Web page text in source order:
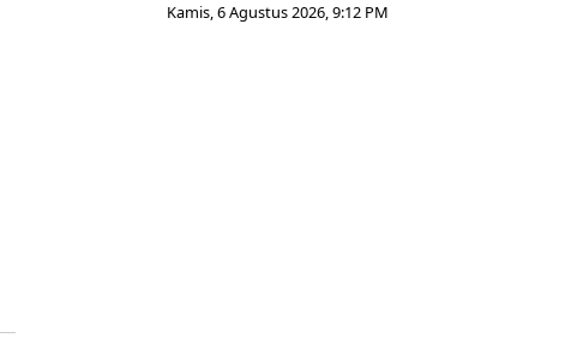
Kamis, 6 Agustus 2026, 9:12 PM